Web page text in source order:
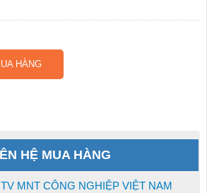
HÀNG
HỆ MUA HÀNG
MNT CÔNG NGHIỆP VIỆT NAM